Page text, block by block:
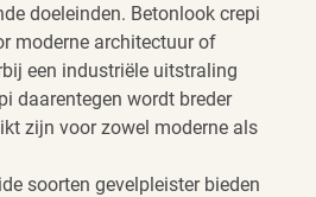
doeleinden. Betonlook crepi
moderne architectuur of
een industriële uitstraling
daarentegen wordt breder
zijn voor zowel moderne als
soorten gevelpleister bieden